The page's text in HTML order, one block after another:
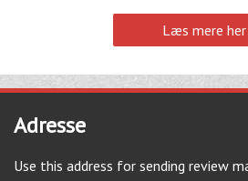
Læs mere her
Adresse
Use this address for sending review